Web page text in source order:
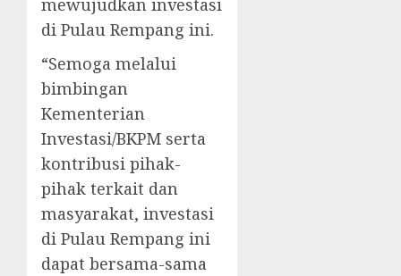
mewujudkan investasi
di Pulau Rempang ini.
“Semoga melalui
bimbingan
Kementerian
Investasi/BKPM serta
kontribusi pihak-
pihak terkait dan
masyarakat, investasi
di Pulau Rempang ini
dapat bersama-sama